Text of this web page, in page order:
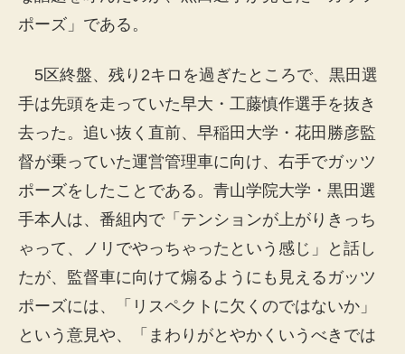
ポーズ」である。
5区終盤、残り2キロを過ぎたところで、黒田選
手は先頭を走っていた早大・工藤慎作選手を抜き
去った。追い抜く直前、早稲田大学・花田勝彦監
督が乗っていた運営管理車に向け、右手でガッツ
ポーズをしたことである。青山学院大学・黒田選
手本人は、番組内で「テンションが上がりきっち
ゃって、ノリでやっちゃったという感じ」と話し
たが、監督車に向けて煽るようにも見えるガッツ
ポーズには、「リスペクトに欠くのではないか」
という意見や、「まわりがとやかくいうべきでは